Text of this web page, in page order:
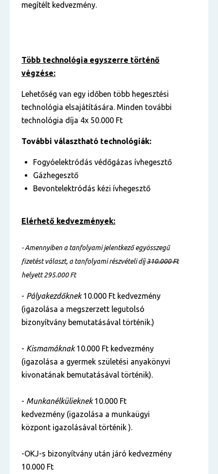
megítélt kedvezmény.
Több technológia egyszerre történő
végzése:
Lehetőség van egy időben több hegesztési
technológia elsajátítására. Minden további
technológia díja 4x 50.000 Ft
További választható technológiák:
Fogyóelektródás védőgázas ívhegesztő
Gázhegesztő
Bevontelektródás kézi ívhegesztő
Elérhető kedvezmények:
- Amennyiben a tanfolyami jelentkező egyösszegű
fizetést választ, a tanfolyami részvételi díj310.000 Ft
helyett 295.000 Ft
- Pályakezdőknek10.000 Ft kedvezmény
(igazolása a megszerzett legutolsó
bizonyítvány bemutatásával történik.)
- Kismamáknak10.000 Ft kedvezmény
(igazolása a gyermek születési anyakönyvi
kivonatának bemutatásával történik).
- Munkanélkülieknek10.000 Ft
kedvezmény (igazolása a munkaügyi
központ igazolásával történik ).
-OKJ-s bizonyítvány után járó kedvezmény
10.000 Ft